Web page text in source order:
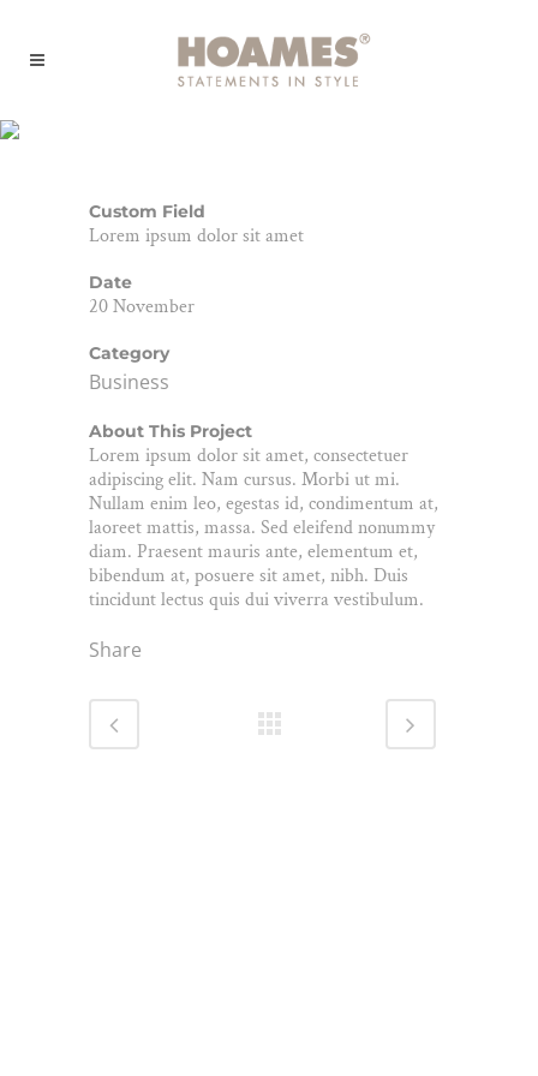
Custom Field
Lorem ipsum dolor sit amet
Date
20 November
Category
Business
About This Project
Lorem ipsum dolor sit amet, consectetuer
adipiscing elit. Nam cursus. Morbi ut mi.
Nullam enim leo, egestas id, condimentum at,
laoreet mattis, massa. Sed eleifend nonummy
diam. Praesent mauris ante, elementum et,
bibendum at, posuere sit amet, nibh. Duis
tincidunt lectus quis dui viverra vestibulum.
Share